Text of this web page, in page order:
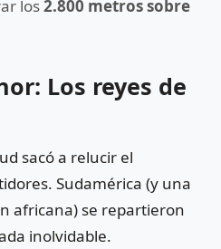
los2.800 metros sobre
Los reyes de
sacó a relucir el
Sudamérica (y una
africana) se repartieron
inolvidable.